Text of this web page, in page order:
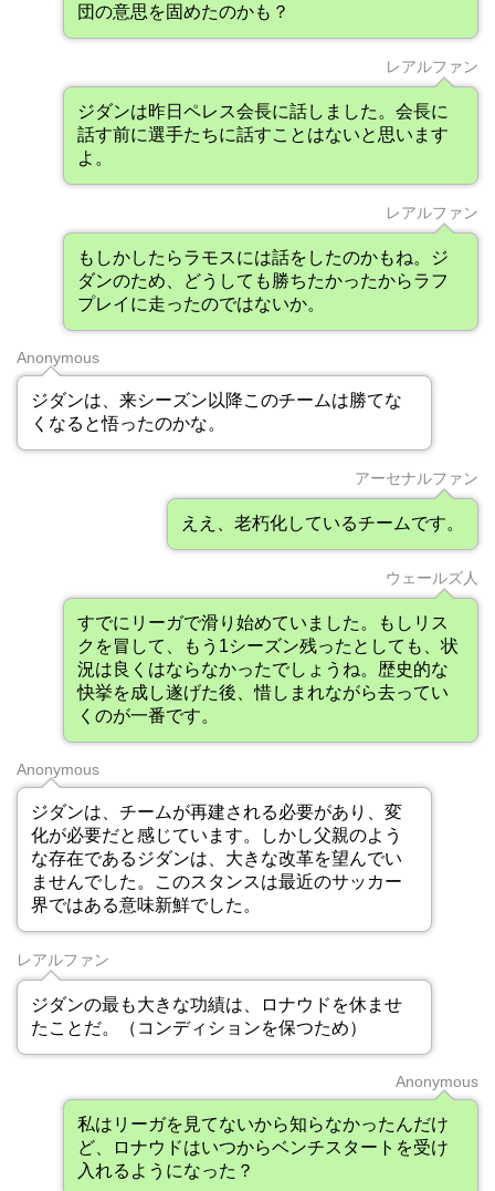
団の意思を固めたのかも？
レアルファン
ジダンは昨日ペレス会長に話しました。会長に
話す前に選手たちに話すことはないと思います
よ。
レアルファン
もしかしたらラモスには話をしたのかもね。ジ
ダンのため、どうしても勝ちたかったからラフ
プレイに走ったのではないか。
Anonymous
ジダンは、来シーズン以降このチームは勝てな
くなると悟ったのかな。
アーセナルファン
ええ、老朽化し​​ているチームです。
ウェールズ人
すでにリーガで滑り始めていました。もしリス
クを冒して、もう1シーズン残ったとしても、状
況は良くはならなかったでしょうね。歴史的な
快挙を成し遂げた後、惜しまれながら去ってい
くのが一番です。
Anonymous
ジダンは、チームが再建される必要があり、変
化が必要だと感じています。しかし父親のよう
な存在であるジダンは、大きな改革を望んでい
ませんでした。このスタンスは最近のサッカー
界ではある意味新鮮でした。
レアルファン
ジダンの最も大きな功績は、ロナウドを休ませ
たことだ。（コンディションを保つため）
Anonymous
私はリーガを見てないから知らなかったんだけ
ど、ロナウドはいつからベンチスタートを受け
入れるようになった？